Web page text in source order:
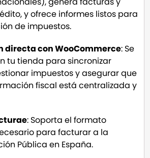
y ofrece informes listos para
de impuestos.
directa con WooCommerce: Se
tu tienda para sincronizar
impuestos y asegurar que
fiscal está centralizada y
: Soporta el formato
para facturar a la
Pública en España.